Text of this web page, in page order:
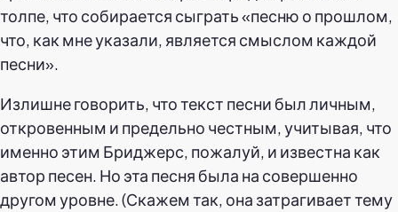
толпе, что собирается сыграть «песню о прошлом,
что, как мне указали, является смыслом каждой
песни».
Излишне говорить, что текст песни был личным,
откровенным и предельно честным, учитывая, что
именно этим Бриджерс, пожалуй, и известна как
автор песен. Но эта песня была на совершенно
другом уровне. (Скажем так, она затрагивает тему